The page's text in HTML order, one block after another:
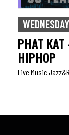
PHAT
HIPHOP
Live Music